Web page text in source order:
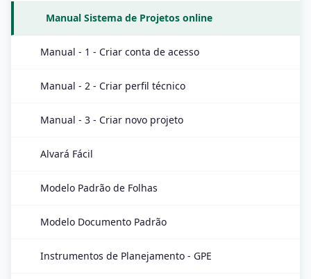
Manual Sistema de Projetos online
Manual - 1 - Criar conta de acesso
Manual - 2 - Criar perfil técnico
Manual - 3 - Criar novo projeto
Alvará Fácil
Modelo Padrão de Folhas
Modelo Documento Padrão
Instrumentos de Planejamento - GPE